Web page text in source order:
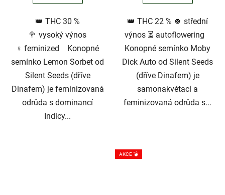
5
hvězdiček.
👑 THC 30 %
🥦 vysoký výnos
♀️ feminized Konopné
semínko Lemon Sorbet od
Silent Seeds (dříve
Dinafem) je feminizovaná
odrůda s dominancí
Indicy...
👑 THC 22 % 🍀 střední
výnos ⏳ autoflowering
Konopné semínko Moby
Dick Auto od Silent Seeds
(dříve Dinafem) je
samonakvétací a
feminizovaná odrůda s...
AKCE 💣